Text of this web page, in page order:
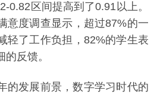
0.82区间提高到了0.91以上。
意度调查显示，超过87%的一
轻了工作负担，82%的学生表
反馈。
发展前景，数字学习时代的